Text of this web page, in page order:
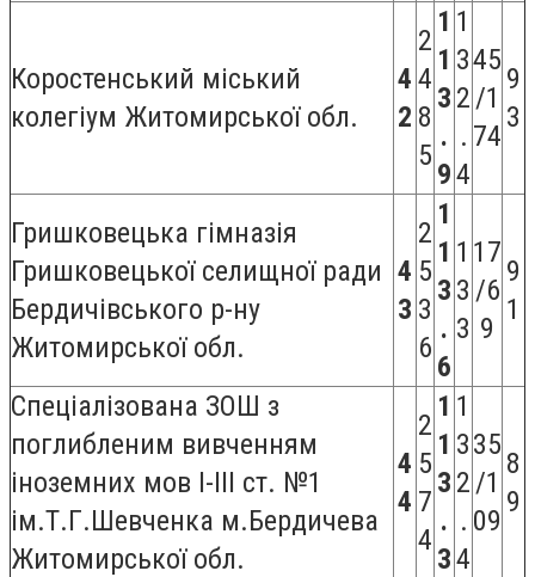
Коростенський міський
колегіум Житомирської обл.
4
2
2
4
8
5
1
1
3
.
9
1
3
2
.
4
45
/1
74
9
3
Гришковецька гімназія
Гришковецької селищної ради
Бердичівського р-ну
Житомирської обл.
4
3
2
5
3
6
1
1
3
.
6
1
3
3
17
/6
9
9
1
Спеціалізована ЗОШ з
поглибленим вивченням
іноземних мов І-ІІІ ст. №1
ім.Т.Г.Шевченка м.Бердичева
Житомирської обл.
4
4
2
5
7
4
1
1
3
.
3
1
3
2
.
4
35
/1
09
8
9